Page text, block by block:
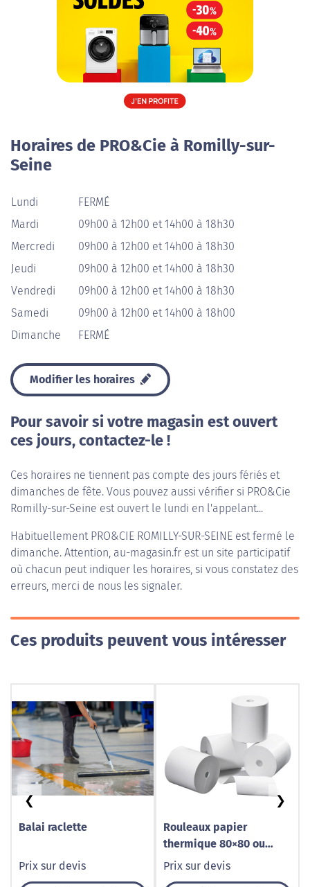
Horaires de PRO&Cie à Romilly-sur-
Seine
Lundi
FERMÉ
Mardi
09h00 à 12h00 et 14h00 à 18h30
Mercredi
09h00 à 12h00 et 14h00 à 18h30
Jeudi
09h00 à 12h00 et 14h00 à 18h30
Vendredi
09h00 à 12h00 et 14h00 à 18h30
Samedi
09h00 à 12h00 et 14h00 à 18h00
Dimanche
FERMÉ
Modifier les horaires
Pour savoir si votre magasin est ouvert
ces jours, contactez-le !
Ces horaires ne tiennent pas compte des jours fériés et
dimanches de fête. Vous pouvez aussi vérifier si PRO&Cie
Romilly-sur-Seine est ouvert le lundi en l'appelant...
Habituellement PRO&CIE ROMILLY-SUR-SEINE est fermé le
dimanche. Attention, au-magasin.fr est un site participatif
où chacun peut indiquer les horaires, si vous constatez des
erreurs, merci de nous les signaler.
Ces produits peuvent vous intéresser
Balai raclette
Prix sur devis
Rouleaux papier
thermique 80×80 ou
80×60 sans bisphénols
Prix sur devis
❮ ❯